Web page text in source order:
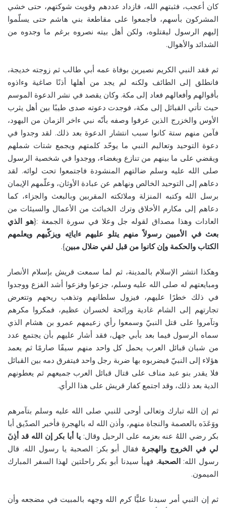
كان أعجب، فثبتهم الله، فازداد عددهم وقويت شوكتهم، حتى خشي
المشركون بأسهم، فأجمعوا على مقاطعة بني هاشم حتى يسلّموا
إليهم الرسول ليقتلوه، ولكن أهل بيته نصروه برغم ما وجدوه من
الشدائد والأهوال.
ثم فقد النبي الكريم نصيرين بوفاة عمه أبي طالب ثم زوجته خديجة،
فانطلق إلى الطائف ولكنه لم يجد من أهلها أذنًا صاغية وءاذوه
بأقوالهم وأفعالهم فعاد إلى مكة. وكان يقصد في نشر الدعوة الموسم
حيث تأتي القبائل إلى مكة، فوجدت دعوته صدى طيبًا بين أهل يثرب
الأوس والخزرج الذين عرفوا وصفه بأنّه نبي ءاخر الزمان من اليهود،
فآمن منهم ستة كانوا سبب انتشار الدعوة بعد ذلك. لقد وجدوا في
دعوة التوحيد وتعاليم النبي ما يوحّد كلمتهم ويجمع شتات شملهم
ويقضي على ما بينهم من تنازع وبغضاء، ووجدوا في شخصية الرسول
صلى الله عليه وسلم ضالتهم المنشودة فاجتمعوا تحت لوائه. لقد
دعاهم إلى التوحيد الخالص ونهاهم عن عبادة الأوثان، وعلّمهم الإيمان
برسل الله وكتبه المنزلة وملائكته المقربين وبالبعث والجزاء، كما
دعاهم إلى مكارم الأخلاق وترك الخبائث من الأعمال والسيئات من
العادات وهذا مصداق لقوله جل وعلا في سورة الجمعة :{هو الذي
بعث في الأميين رسولاً منهم يتلو عليهم ءاياتِه ويزكّيهم ويعلمهم
الكتاب والحكمة وإن كانوا من قبل لفي ضلال مبين}.
وهكذا انتشر الإسلام بالمدينة، ثم لما سمعت قريش بإسلام الأنصار
ومبايعتهم له صلى الله عليه وسلم، جزعوا وفزعوا أشد الفزع ووجدوا
في ذلك خطرًا عليهم، فيزول سلطانهم وتذهب ريحهم وتتعرض
تجارتهم إلى الشام غادية ورائحة لخسران عظيم، فمكروا مكرهم
وتآمروا على قتل النبيّ وسمعوا رأي زعيمهم عمرو بن هشام الذي
سماه الرسول فيما بعد بأبي جهل، فقد أشار عليهم بأن يجتمع عدد
من شبان قبائل العرب يحمل كل واحد منهم سيفًا صارمًا ثم يعمد
هؤلاء إلى النبيّ فيضربوه بها ضربة رجل واحد فيتفرق دمه بين القبائل
فلا يقدر بنو عبد مناف على قتال قبائل العرب جميعهم ثم يعطونهم
الدية بعد ذلك، وقد اجتمع كفار قريش على هذا الرأي.
ثم إن الله تبارك وتعالى أوحى للنبي صلى الله عليه وسلم بتآمرهم
ووَعَدَه بالعصمة والنجاة منهم، وأذن الله له بالهجرةِ فأخبر الصدّيق أبا
بكر رضي اللهُ عنه بعزمه على الرحيل وقال: يا أبا بكر إن الله قد أذِنَ
لي في الخروج والهجرة فقال أبو بكر: الصحبة يا رسول الله. قال
رسول الله:الصحبة. فهيأ سيدنا أبو بكر راحلتين لهذا السفر المبارك
الميمون.
ثم إن النبي أمر سيدنا عليًّا كرم الله وجهه بالمبيت في مضجعه وأن